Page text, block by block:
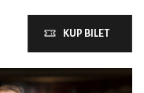
KUP BILET